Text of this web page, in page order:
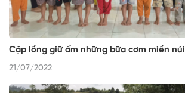
Cặp lồng giữ ấm những bữa cơm miền núi
21/07/2022